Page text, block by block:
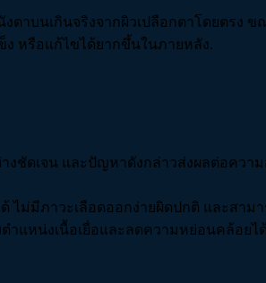
ตาบนเกินจริงจากผิวเปลือกตาโดยตรง
ง หรือแก้ไขได้ยากขึ้นในภายหลัง.
ชัดเจน และปัญหาดังกล่าวส่งผลต่อคว
ม่มีภาวะเลือดออกง่ายผิดปกติ และสา
แหน่งเนื้อเยื่อและลดความหย่อนคล้อ